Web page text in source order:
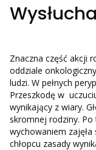
Znaczna część akcji
oddziale
ludzi. W pełnych
Przeszkodę w
wynikający z wiary.
skromnej rodziny.
wychowaniem zajęła
chłopcu zasady